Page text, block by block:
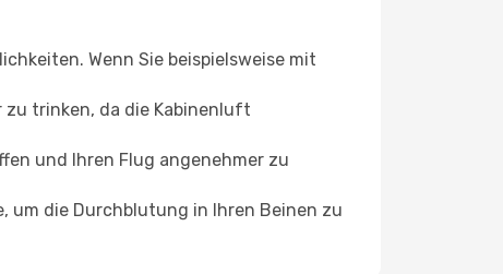
Wenn Sie beispielsweise mit
zu trinken, da die Kabinenluft
und Ihren Flug angenehmer zu
um die Durchblutung in Ihren Beinen zu